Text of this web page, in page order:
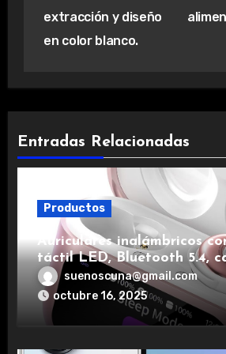
extracción y diseño
en color blanco.
Entradas Relacionadas
Productos
Auriculares inalámbricos
táctil LED, Bluetooth 5.4,
ruido, impermeables y de
suenoscuna@gmail.com
octubre 16, 2025